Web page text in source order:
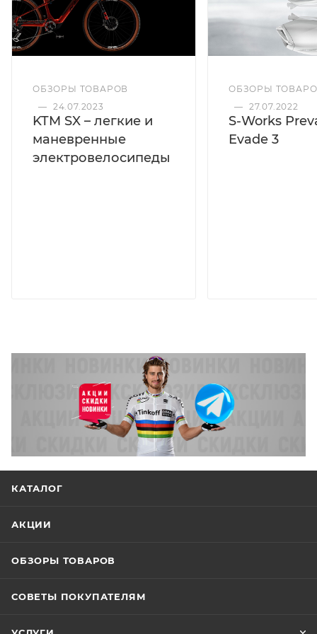
ОБЗОРЫ ТОВАРОВ
— 24.07.2023
KTM SX – легкие и
маневренные
электровелосипеды
ОБЗОРЫ
— 27.07.2022
S-Works
Evade 3
КАТАЛОГ
АКЦИИ
ОБЗОРЫ ТОВАРОВ
СОВЕТЫ ПОКУПАТЕЛЯМ